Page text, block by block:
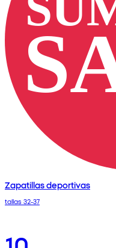
Zapatillas deportivas
tallas 32-37